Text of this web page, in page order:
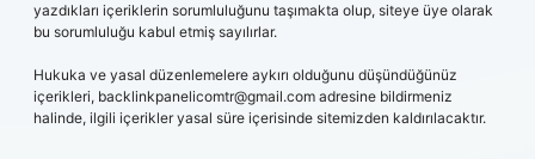
yazdıkları içeriklerin sorumluluğunu taşımakta olup, siteye üye olarak
bu sorumluluğu kabul etmiş sayılırlar.
Hukuka ve yasal düzenlemelere aykırı olduğunu düşündüğünüz
içerikleri, backlinkpanelicomtr@gmail.com adresine bildirmeniz
halinde, ilgili içerikler yasal süre içerisinde sitemizden kaldırılacaktır.